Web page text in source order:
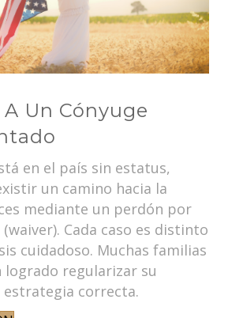
Un Cónyuge
en el país sin estatus,
un camino hacia la
mediante un perdón por
Cada caso es distinto
cuidadoso. Muchas familias
logrado regularizar su
correcta.